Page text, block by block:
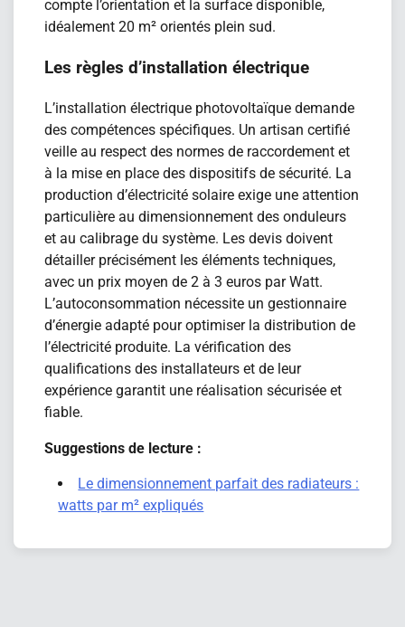
compte l’orientation et la surface disponible,
idéalement 20 m² orientés plein sud.
Les règles d’installation électrique
L’installation électrique photovoltaïque demande
des compétences spécifiques. Un artisan certifié
veille au respect des normes de raccordement et
à la mise en place des dispositifs de sécurité. La
production d’électricité solaire exige une attention
particulière au dimensionnement des onduleurs
et au calibrage du système. Les devis doivent
détailler précisément les éléments techniques,
avec un prix moyen de 2 à 3 euros par Watt.
L’autoconsommation nécessite un gestionnaire
d’énergie adapté pour optimiser la distribution de
l’électricité produite. La vérification des
qualifications des installateurs et de leur
expérience garantit une réalisation sécurisée et
fiable.
Suggestions de lecture :
Le dimensionnement parfait des radiateurs :
watts par m² expliqués